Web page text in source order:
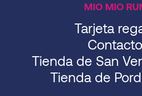
MIO MIO
Tarjeta
Contacto
Tienda de San
Tienda de